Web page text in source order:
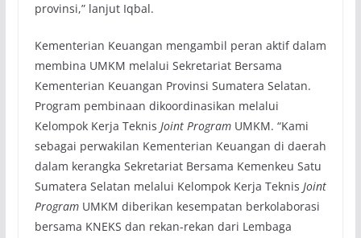
provinsi,” lanjut Iqbal.
Kementerian Keuangan mengambil peran aktif dalam
membina UMKM melalui Sekretariat Bersama
Kementerian Keuangan Provinsi Sumatera Selatan.
Program pembinaan dikoordinasikan melalui
Kelompok Kerja Teknis Joint Program UMKM. “Kami
sebagai perwakilan Kementerian Keuangan di daerah
dalam kerangka Sekretariat Bersama Kemenkeu Satu
Sumatera Selatan melalui Kelompok Kerja Teknis Joint
Program UMKM diberikan kesempatan berkolaborasi
bersama KNEKS dan rekan-rekan dari Lembaga